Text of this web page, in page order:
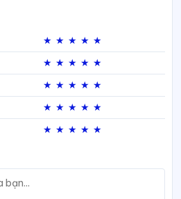
★ ★ ★ ★ ★
★ ★ ★ ★ ★
★ ★ ★ ★ ★
★ ★ ★ ★ ★
★ ★ ★ ★ ★